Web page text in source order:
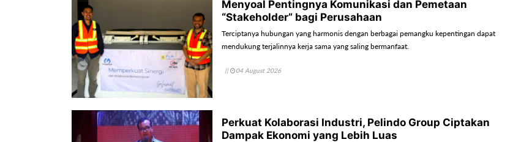
Menyoal Pentingnya Komunikasi dan Pemetaan
“Stakeholder” bagi Perusahaan
Terciptanya hubungan yang harmonis dengan berbagai pemangku kepentingan dapat
mendukung terjalinnya kerja sama yang saling bermanfaat.
|| 04 August 2026
Perkuat Kolaborasi Industri, Pelindo Group Ciptakan
Dampak Ekonomi yang Lebih Luas